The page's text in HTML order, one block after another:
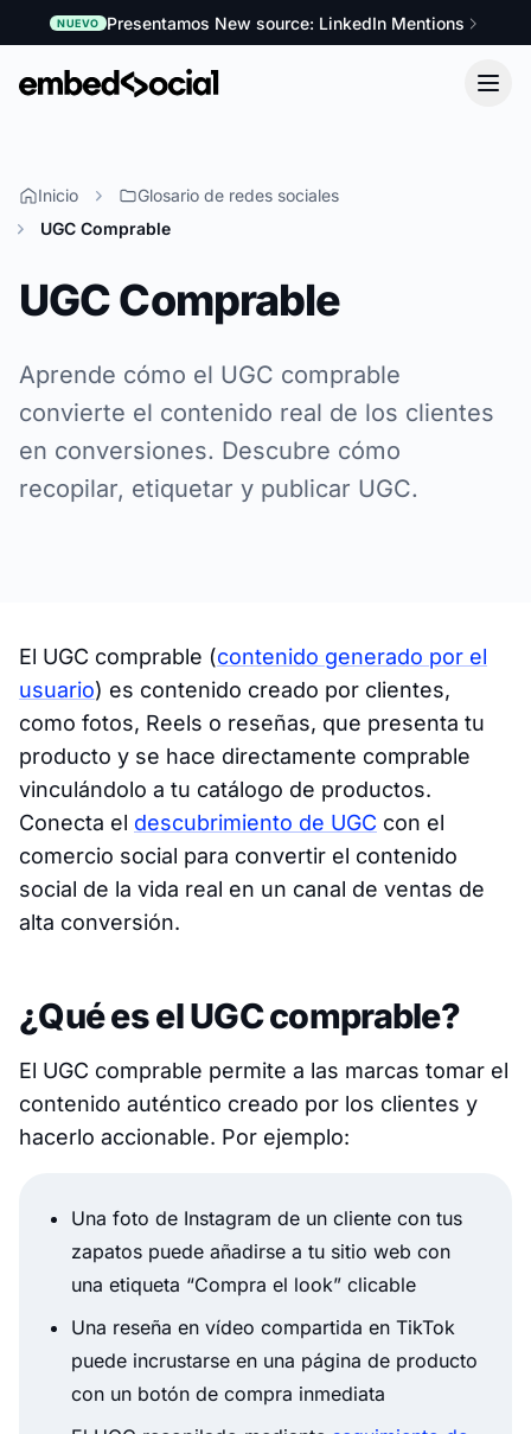
NUEVO Presentamos New source: LinkedIn Mentions
Inicio
Glosario de redes sociales
UGC Comprable
UGC Comprable
Aprende cómo el UGC comprable
convierte el contenido real de los clientes
en conversiones. Descubre cómo
recopilar, etiquetar y publicar UGC.
El UGC comprable (contenido generado por el
usuario) es contenido creado por clientes,
como fotos, Reels o reseñas, que presenta tu
producto y se hace directamente comprable
vinculándolo a tu catálogo de productos.
Conecta el descubrimiento de UGC con el
comercio social para convertir el contenido
social de la vida real en un canal de ventas de
alta conversión.
¿Qué es el UGC comprable?
El UGC comprable permite a las marcas tomar el
contenido auténtico creado por los clientes y
hacerlo accionable. Por ejemplo:
Una foto de Instagram de un cliente con tus
zapatos puede añadirse a tu sitio web con
una etiqueta “Compra el look” clicable
Una reseña en vídeo compartida en TikTok
puede incrustarse en una página de producto
con un botón de compra inmediata